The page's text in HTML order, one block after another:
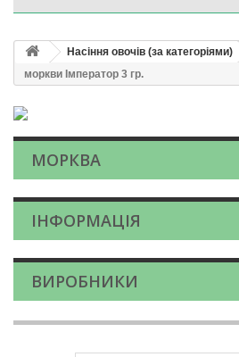
Насіння овочів (за категоріями)
моркви Імператор 3 гр.
МОРКВА
ІНФОРМАЦІЯ
ВИРОБНИКИ